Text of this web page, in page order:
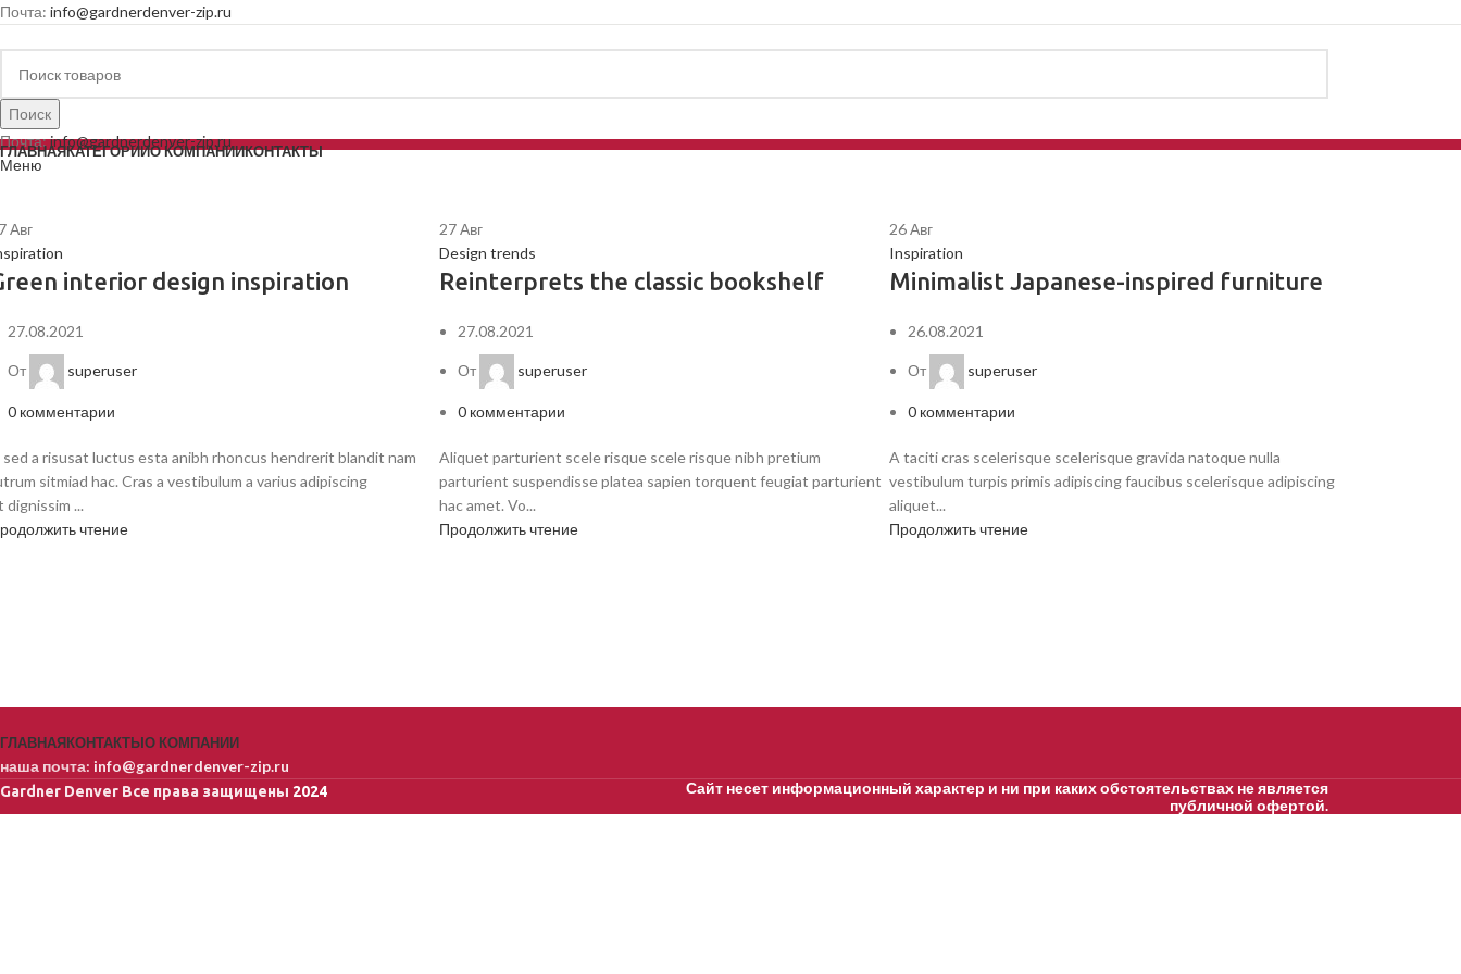
Почта: info@gardnerdenver-zip.ru
Поиск
Почта:info@gardnerdenver-zip.ru
Меню
ГЛАВНАЯКАТЕГОРИИО КОМПАНИИКОНТАКТЫ
Авг
interior design inspiration
27.08.2021
От superuser
0 комментарии
sed a risusat luctus esta anibh rhoncus hendrerit blandit nam
sitmiad hac. Cras a vestibulum a varius adipiscing
dignissim ...
чтение
27Авг
Design trends
Reinterprets the classic bookshelf
27.08.2021
От superuser
0 комментарии
Aliquet parturient scele risque scele risque nibh pretium
parturient suspendisse platea sapien torquent feugiat parturient
hac amet. Vo...
Продолжить чтение
26Авг
Inspiration
Minimalist Japanese-inspired furniture
26.08.2021
От superuser
0 комментарии
A taciti cras scelerisque scelerisque gravida natoque nulla
vestibulum turpis primis adipiscing faucibus scelerisque adipiscing
aliquet...
Продолжить чтение
ГЛАВНАЯКОНТАКТЫО КОМПАНИИ
наша почта: info@gardnerdenver-zip.ru
Gardner Denver Все права защищены 2024
Сайт несет информационный характер и ни при каких обстоятельствах не является
публичной офертой.